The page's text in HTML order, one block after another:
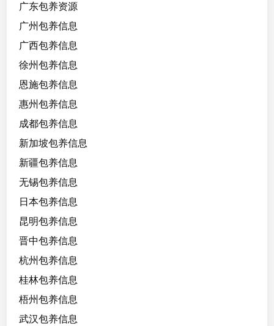
广东包养资源
广州包养信息
广西包养信息
徐州包养信息
恩施包养信息
惠州包养信息
成都包养信息
新加坡包养信息
新疆包养信息
无锡包养信息
日本包养信息
昆明包养信息
晋中包养信息
杭州包养信息
桂林包养信息
梧州包养信息
武汉包养信息